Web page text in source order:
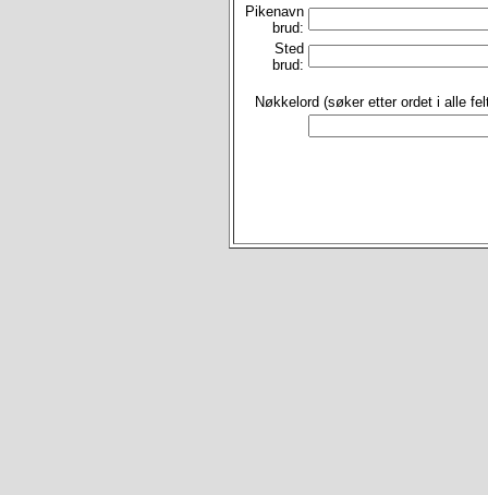
Pikenavn
brud:
Sted
brud:
Nøkkelord (søker etter ordet i alle